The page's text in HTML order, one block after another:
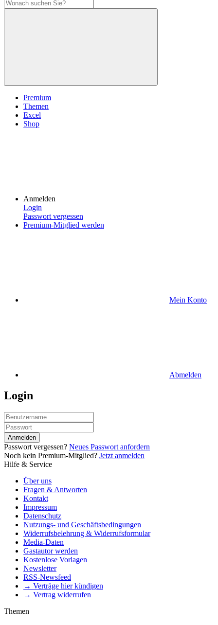
Premium
Themen
Excel
Shop
Anmelden
Login
Passwort vergessen
Premium-Mitglied werden
Mein Konto
Abmelden
Login
Anmelden
Passwort vergessen? Neues Passwort anfordern
Noch kein Premium-Mitglied? Jetzt anmelden
Hilfe & Service
Über uns
Fragen & Antworten
Kontakt
Impressum
Datenschutz
Nutzungs- und Geschäftsbedingungen
Widerrufsbelehrung & Widerrufsformular
Media-Daten
Gastautor werden
Kostenlose Vorlagen
Newsletter
RSS-Newsfeed
→ Verträge hier kündigen
→ Vertrag widerrufen
Themen